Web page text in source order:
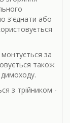
з'єднати або
за
також
з трійником -